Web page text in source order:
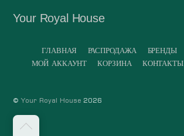
Your Royal House
ГЛАВНАЯ РАСПРОДАЖА БРЕНДЫ
МОЙ АККАУНТ
КОРЗИНА КОНТАКТЫ
Back
©Your Royal House 2026